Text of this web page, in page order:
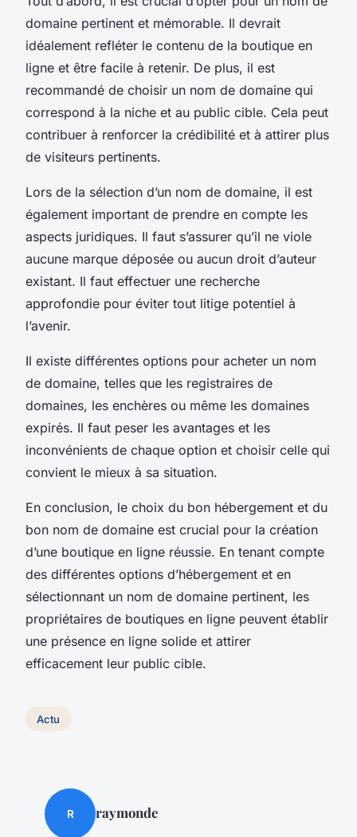
domaine pertinent et mémorable. Il devrait
idéalement refléter le contenu de la boutique en
ligne et être facile à retenir. De plus, il est
recommandé de choisir un nom de domaine qui
correspond à la niche et au public cible. Cela peut
contribuer à renforcer la crédibilité et à attirer plus
de visiteurs pertinents.
Lors de la sélection d’un nom de domaine, il est
également important de prendre en compte les
aspects juridiques. Il faut s’assurer qu’il ne viole
aucune marque déposée ou aucun droit d’auteur
existant. Il faut effectuer une recherche
approfondie pour éviter tout litige potentiel à
l’avenir.
Il existe différentes options pour acheter un nom
de domaine, telles que les registraires de
domaines, les enchères ou même les domaines
expirés. Il faut peser les avantages et les
inconvénients de chaque option et choisir celle qui
convient le mieux à sa situation.
En conclusion, le choix du bon hébergement et du
bon nom de domaine est crucial pour la création
d’une boutique en ligne réussie. En tenant compte
des différentes options d’hébergement et en
sélectionnant un nom de domaine pertinent, les
propriétaires de boutiques en ligne peuvent établir
une présence en ligne solide et attirer
efficacement leur public cible.
Actu
R raymonde